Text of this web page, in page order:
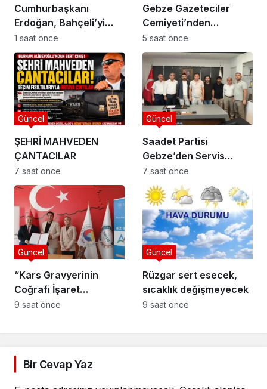
Cumhurbaşkanı
Erdoğan, Bahçeli’yi
Külliye’de kabul etti
1 saat önce
Gebze Gazeteciler
Cemiyeti’nden
Kaymakam Özyiğit’e
Ziyaret
5 saat önce
ŞEHRİ MAHVEDEN
ÇANTACILAR
Güncel
7 saat önce
Saadet Partisi
Gebze’den Servis
Esnafına Destek
Ziyareti: “Sektörde
Adalet Sağlanmalı”
Güncel
7 saat önce
“Kars Gravyerinin
Coğrafi İşaret
Niteliğinin
Güncel
9 saat önce
Rüzgar sert esecek,
sıcaklık değişmeyecek
Güncel
9 saat önce
Bir Cevap Yaz